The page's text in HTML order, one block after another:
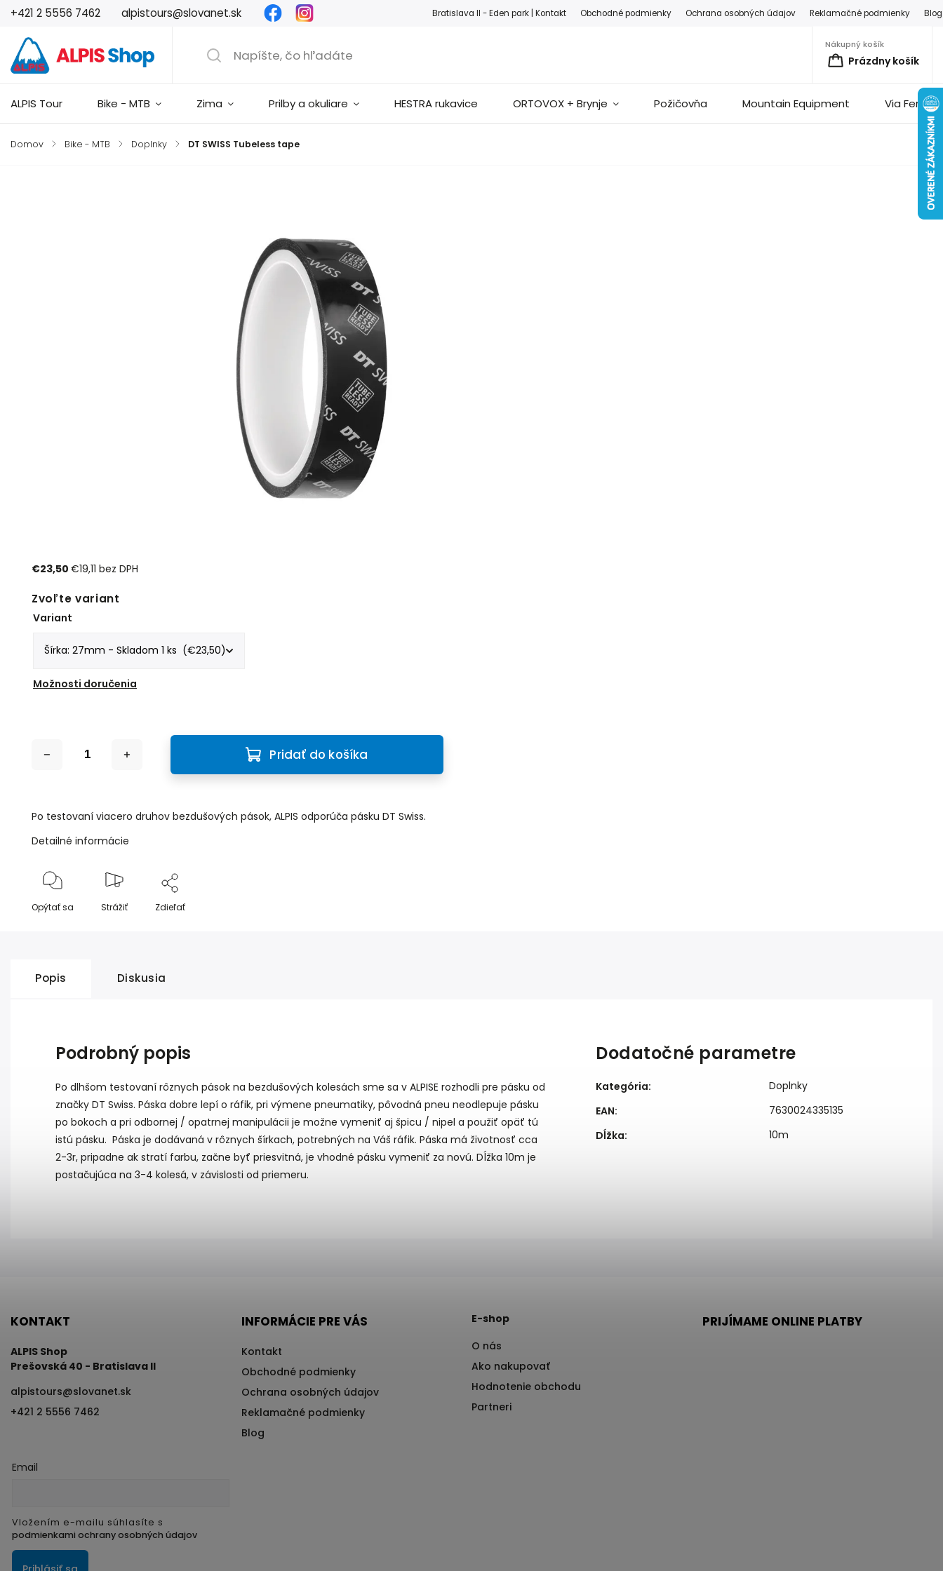
+421 2 5556 7462 alpistours@slovanet.sk Facebook Bratislava II - Eden park |Kontakt Obchodné podmienky Ochrana osobných údajov Reklamačné podmienky Blog
Nákupný košík
Prázdny košík
ALPIS Tour Bike - MTB Zima Prilby a okuliare HESTRA rukavice ORTOVOX + Brynje Požičovňa Mountain Equipment Via Ferrata
Domov / Bike - MTB / Doplnky / DT SWISS Tubeless tape
€23,50€19,11 bez DPH
Zvoľte variant
Variant
Možnosti doručenia
Pridať do košíka
Po testovaní viacero druhov bezdušových pások, ALPIS odporúča pásku DT Swiss.
Detailné informácie
Opýtať sa Strážiť Zdieľať
Popis Diskusia
Podrobný popis
Po dlhšom testovaní rôznych pások na bezdušových kolesách sme sa v ALPISE rozhodli pre pásku od
značky DT Swiss. Páska dobre lepí o ráfik, pri výmene pneumatiky, pôvodná pneu neodlepuje pásku
po bokoch a pri odbornej / opatrnej manipulácii je možne vymeniť aj špicu / nipel a použiť opäť tú
istú pásku. Páska je dodávaná v rôznych šírkach, potrebných na Váš ráfik. Páska má životnosť cca
2-3r, pripadne ak stratí farbu, začne byť priesvitná, je vhodné pásku vymeniť za novú. Dĺžka 10m je
postačujúca na 3-4 kolesá, v závislosti od priemeru.
Dodatočné parametre
Kategória:
Doplnky
EAN:
7630024335135
Dĺžka: 10m
KONTAKT
ALPIS Shop
Prešovská 40 - Bratislava II
alpistours@slovanet.sk
+421 2 5556 7462
INFORMÁCIE PRE VÁS
Kontakt
Obchodné podmienky
Ochrana osobných údajov
Reklamačné podmienky
Blog
E-shop
O nás
Ako nakupovať
Hodnotenie obchodu
Partneri
PRIJÍMAME ONLINE PLATBY
Email
Vložením e-mailu súhlasíte s
podmienkami ochrany osobných údajov